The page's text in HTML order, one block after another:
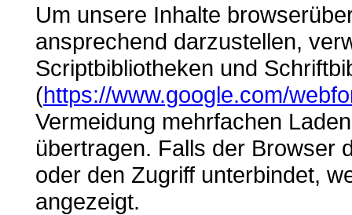
Um unsere Inhalte
ansprechend darzustellen,
Scriptbibliotheken und
(https://www.google.com/
Vermeidung mehrfachen
übertragen. Falls der Browser
oder den Zugriff unterbindet,
angezeigt.